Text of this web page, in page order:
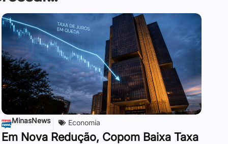
MinasNews Economia
Em Nova Redução, Copom Baixa Taxa